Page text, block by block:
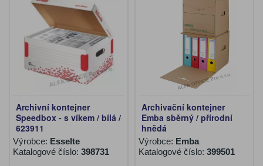
Archivní kontejner
Speedbox - s víkem / bílá /
623911
Výrobce: Esselte
Katalogové číslo: 398731
Archivační kontejner
Emba sběrný / přírodní
hnědá
Výrobce: Emba
Katalogové číslo: 399501